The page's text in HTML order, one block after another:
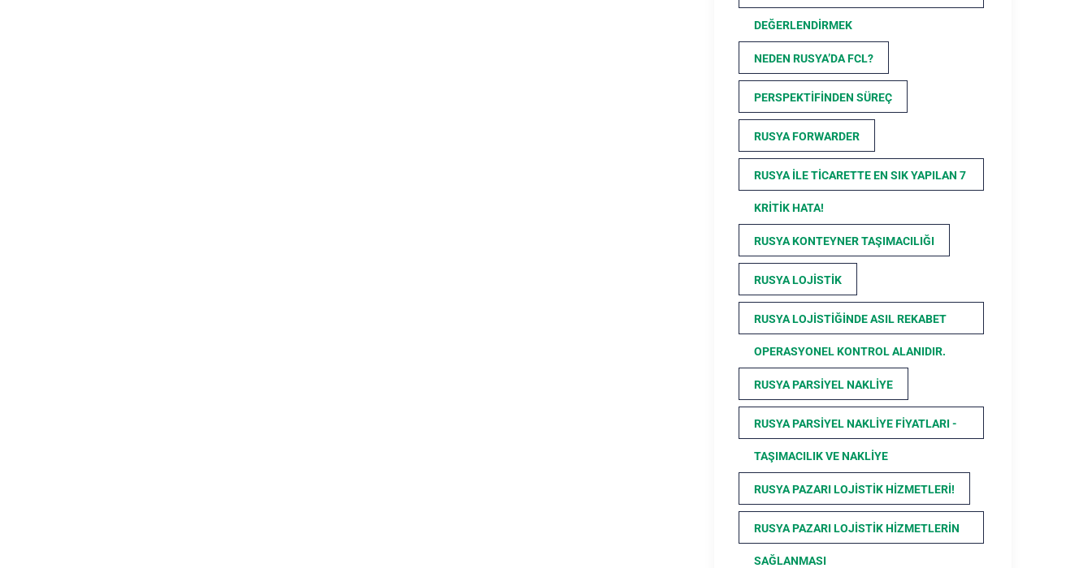
DEĞERLENDIRMEK
NEDEN RUSYA’DA FCL?
PERSPEKTIFINDEN SÜREÇ
RUSYA FORWARDER
RUSYA ILE TICARETTE EN SIK YAPILAN 7
KRITIK HATA!
RUSYA KONTEYNER TAŞIMACILIĞI
RUSYA LOJISTIK
RUSYA LOJISTIĞINDE ASIL REKABET
OPERASYONEL KONTROL ALANIDIR.
RUSYA PARSIYEL NAKLIYE
RUSYA PARSIYEL NAKLIYE FIYATLARI -
TAŞIMACILIK VE NAKLIYE
RUSYA PAZARI LOJISTIK HIZMETLERI!
RUSYA PAZARI LOJISTIK HIZMETLERIN
SAĞLANMASI